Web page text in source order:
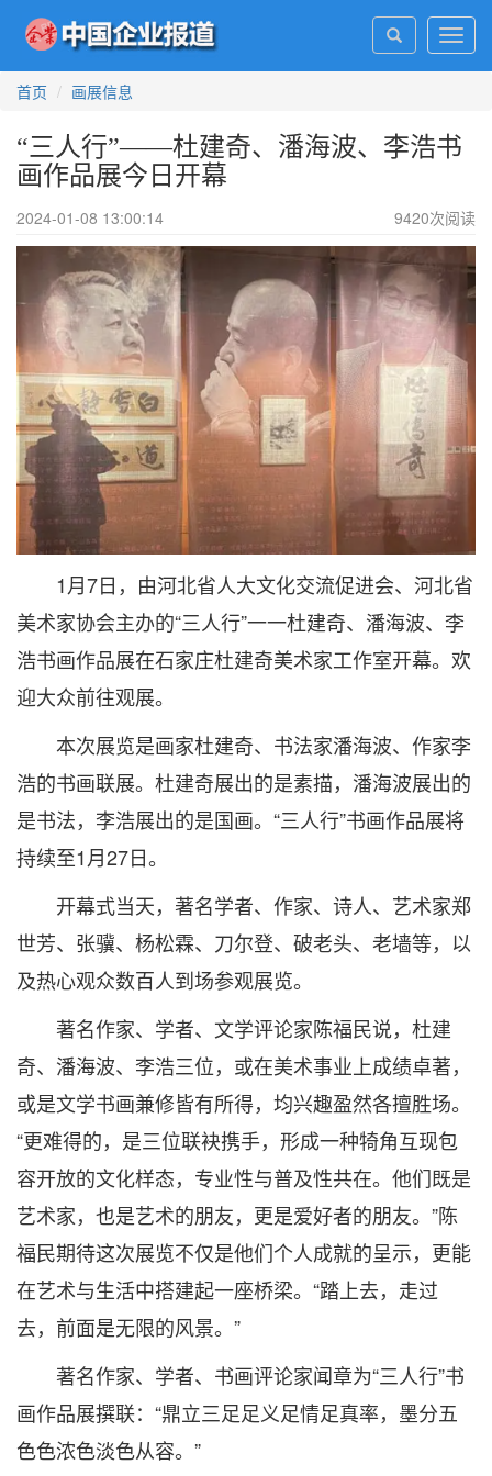
首页
画展信息
“三人行”——杜建奇、潘海波、李浩书
画作品展今日开幕
2024-01-08 13:00:14 9420次阅读
1月7日，由河北省人大文化交流促进会、河北省
美术家协会主办的“三人行”一一杜建奇、潘海波、李
浩书画作品展在石家庄杜建奇美术家工作室开幕。欢
迎大众前往观展。
本次展览是画家杜建奇、书法家潘海波、作家李
浩的书画联展。杜建奇展出的是素描，潘海波展出的
是书法，李浩展出的是国画。“三人行”书画作品展将
持续至1月27日。
开幕式当天，著名学者、作家、诗人、艺术家郑
世芳、张骥、杨松霖、刀尔登、破老头、老墙等，以
及热心观众数百人到场参观展览。
著名作家、学者、文学评论家陈福民说，杜建
奇、潘海波、李浩三位，或在美术事业上成绩卓著，
或是文学书画兼修皆有所得，均兴趣盈然各擅胜场。
“更难得的，是三位联袂携手，形成一种犄角互现包
容开放的文化样态，专业性与普及性共在。他们既是
艺术家，也是艺术的朋友，更是爱好者的朋友。”陈
福民期待这次展览不仅是他们个人成就的呈示，更能
在艺术与生活中搭建起一座桥梁。“踏上去，走过
去，前面是无限的风景。”
著名作家、学者、书画评论家闻章为“三人行”书
画作品展撰联：“鼎立三足足义足情足真率，墨分五
色色浓色淡色从容。”